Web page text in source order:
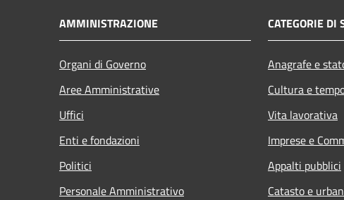
AMMINISTRAZIONE
Organi di Governo
Aree Amministrative
Uffici
Enti e fondazioni
Politici
Personale Amministrativo
CATEGORIE DI
Anagrafe e
Cultura e
Vita lavorativa
Imprese e
Appalti pubblici
Catasto e